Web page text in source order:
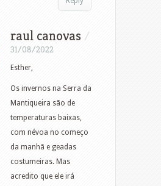
raul canovas /
31/08/2022
Esther,
Os invernos na Serra da
Mantiqueira são de
temperaturas baixas,
com névoa no começo
da manhã e geadas
costumeiras. Mas
acredito que ele irá